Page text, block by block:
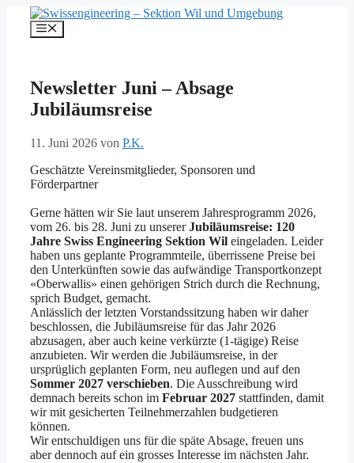
Springe
Inhalt
Menü
Newsletter Juni – Absage
Jubiläumsreise
11. Juni 2026 von P.K.
Geschätzte Vereinsmitglieder, Sponsoren und
Förderpartner
Gerne hätten wir Sie laut unserem Jahresprogramm 2026,
vom 26. bis 28. Juni zu unsererJubiläumsreise: 120
Jahre Swiss Engineering Sektion Wil eingeladen. Leider
haben uns geplante Programmteile, überrissene Preise bei
den Unterkünften sowie das aufwändige Transportkonzept
«Oberwallis» einen gehörigen Strich durch die Rechnung,
sprich Budget, gemacht.
Anlässlich der letzten Vorstandssitzung haben wir daher
beschlossen, die Jubiläumsreise für das Jahr 2026
abzusagen, aber auch keine verkürzte (1-tägige) Reise
anzubieten. Wir werden die Jubiläumsreise, in der
ursprüglich geplanten Form, neu auflegen und auf den
Sommer 2027 verschieben. Die Ausschreibung wird
demnach bereits schon im Februar 2027 stattfinden, damit
wir mit gesicherten Teilnehmerzahlen budgetieren
können.
Wir entschuldigen uns für die späte Absage, freuen uns
aber dennoch auf ein grosses Interesse im nächsten Jahr.